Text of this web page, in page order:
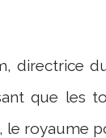
directrice
que les
le royaume